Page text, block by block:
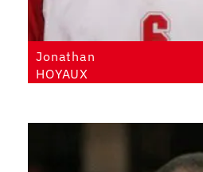
Jonathan
HOYAUX